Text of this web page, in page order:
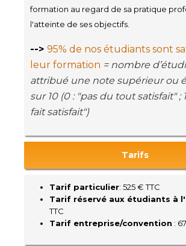
formation au regard de sa pratique
l'atteinte de ses objectifs.
--> 95% de nos étudiants sont
leur formation = nombre
attribué une note supérieur ou
sur 10 (0 : "pas du tout satisfait" ;
fait satisfait")
Tarifs
Tarif particulier: 525 € TTC
Tarif réservé aux étudiants à
TTC
Tarif entreprise/convention :